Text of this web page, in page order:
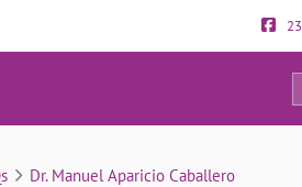
FAQs
138
Dr. Manuel Aparicio Caballero